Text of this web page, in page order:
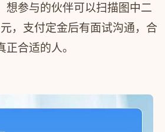
想参与的伙伴可以扫描图中二
，支付定金后有面试沟通，合
合适的人。